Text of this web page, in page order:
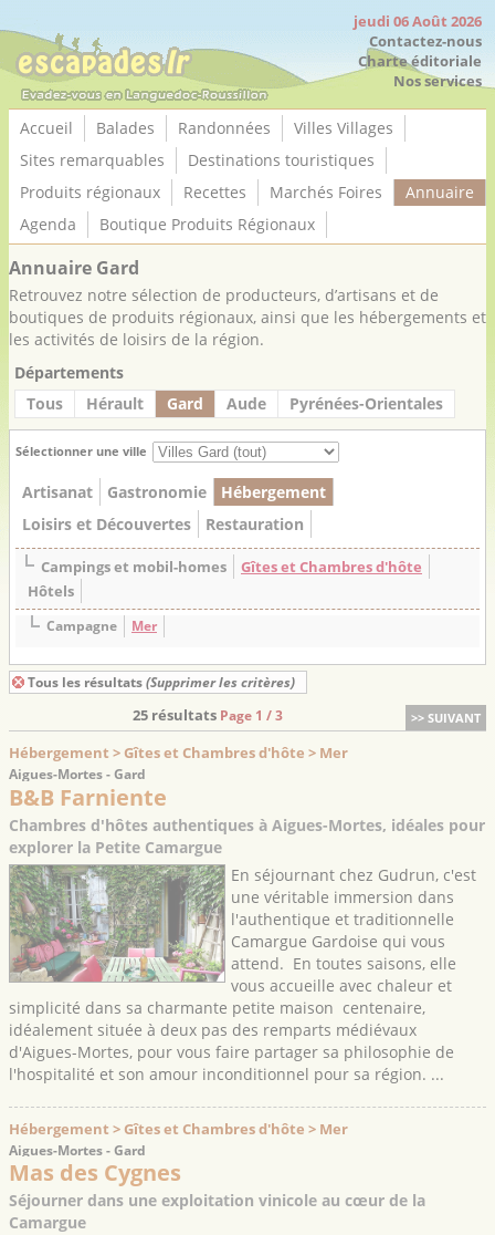
jeudi 06 Août 2026
Contactez-nous
Charte éditoriale
Nos services
Accueil Balades Randonnées
Villes Villages
Sites remarquables
Destinations touristiques
Produits régionaux
Recettes Marchés Foires
Annuaire
Agenda
Boutique Produits Régionaux
Annuaire Gard
Retrouvez notre sélection de producteurs, d’artisans et de
boutiques de produits régionaux, ainsi que les hébergements et
les activités de loisirs de la région.
Départements
Tous
Hérault Gard Aude Pyrénées-Orientales
Sélectionner une ville
Artisanat Gastronomie
Hébergement
Loisirs et Découvertes
Restauration
Campings et mobil-homes
Gîtes et Chambres d'hôte
Hôtels
Campagne Mer
Tous les résultats (Supprimer les critères)
>> SUIVANT
25 résultats Page 1 / 3
Hébergement > Gîtes et Chambres d'hôte > Mer
Aigues-Mortes - Gard
B&B Farniente
Chambres d'hôtes authentiques à Aigues-Mortes, idéales pour
explorer la Petite Camargue
En séjournant chez Gudrun, c'est
une véritable immersion dans
l'authentique et traditionnelle
Camargue Gardoise qui vous
attend. En toutes saisons, elle
vous accueille avec chaleur et
simplicité dans sa charmante petite maison centenaire,
idéalement située à deux pas des remparts médiévaux
d'Aigues-Mortes, pour vous faire partager sa philosophie de
l'hospitalité et son amour inconditionnel pour sa région. ...
Hébergement > Gîtes et Chambres d'hôte > Mer
Aigues-Mortes - Gard
Mas des Cygnes
Séjourner dans une exploitation vinicole au cœur de la
Camargue